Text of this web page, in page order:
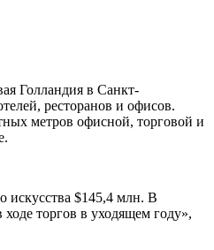
Голландия в Санкт-
ресторанов и офисов.
метров офисной, торговой и
искусства $145,4 млн. В
торгов в уходящем году»,